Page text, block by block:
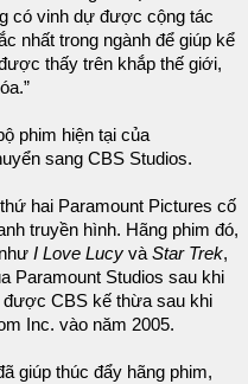
có vinh dự được cộng tác
nhất trong ngành để giúp kể
thấy trên khắp thế giới,
phim hiện tại của
sang CBS Studios.
hai Paramount Pictures cố
truyền hình. Hãng phim đó,
I Love Lucy và Star Trek,
Paramount Studios sau khi
CBS kế thừa sau khi
Inc. vào năm 2005.
giúp thúc đẩy hãng phim,